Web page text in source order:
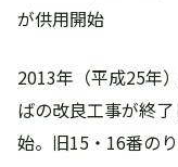
が供用開始
2013年（平成25年
ばの改良工事が終
始。旧15・16番の